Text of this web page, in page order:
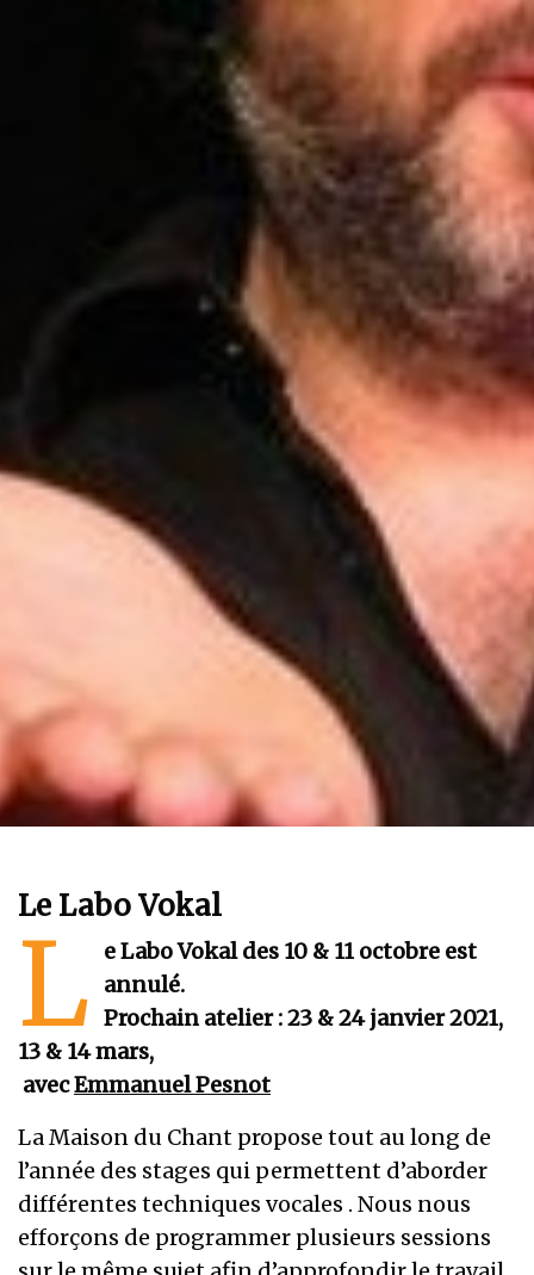
Le Labo Vokal
L
e Labo Vokal des 10 & 11 octobre est
annulé.
Prochain atelier : 23 & 24 janvier 2021,
13 & 14 mars,
avecEmmanuel Pesnot
La Maison du Chant propose tout au long de
l’année des stages qui permettent d’aborder
différentes techniques vocales . Nous nous
efforçons de programmer plusieurs sessions